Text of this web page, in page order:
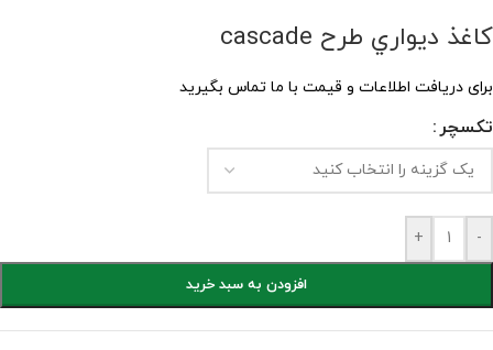
کاغذ ديواري طرح cascade
برای دریافت اطلاعات و قیمت با ما تماس بگیرید
تکسچر
-
+
افزودن به سبد خرید